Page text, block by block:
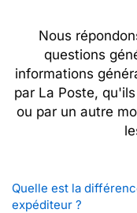
Nous
questions
informations
par La Poste,
ou par un autre
Quelle est la
expéditeur ?